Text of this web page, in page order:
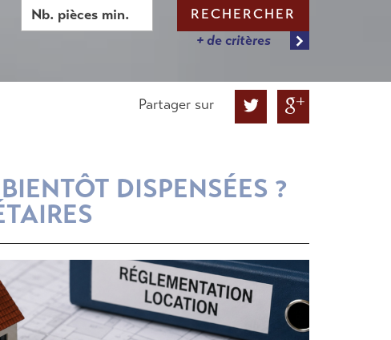
RECHERCHER
+ de critères
Partager sur
DISPENSÉES ?